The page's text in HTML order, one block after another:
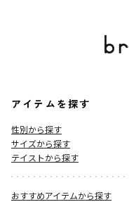
アイテムを探す
性別から探す
サイズから探す
テイストから探す
おすすめアイテムから探す